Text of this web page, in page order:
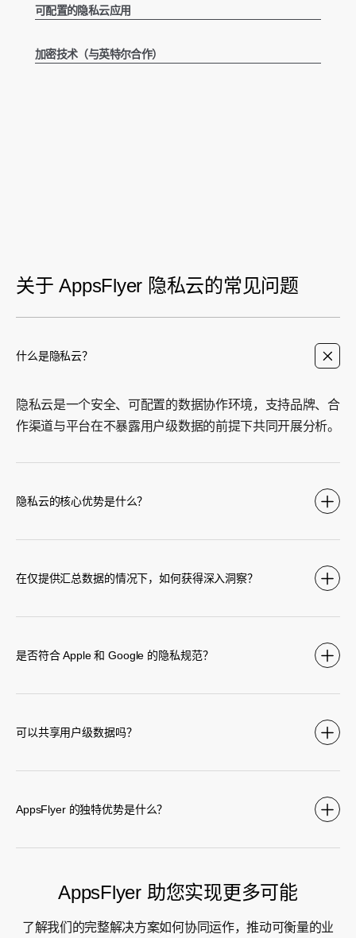
可配置的隐私云应用
加密技术（与英特尔合作）
关于 AppsFlyer 隐私云的常见问题
什么是隐私云？
隐私云是一个安全、可配置的数据协作环境，支持品牌、合
作渠道与平台在不暴露用户级数据的前提下共同开展分析。
隐私云的核心优势是什么？
在仅提供汇总数据的情况下，如何获得深入洞察？
是否符合 Apple 和 Google 的隐私规范？
可以共享用户级数据吗？
AppsFlyer 的独特优势是什么？
AppsFlyer 助您实现更多可能
了解我们的完整解决方案如何协同运作，推动可衡量的业